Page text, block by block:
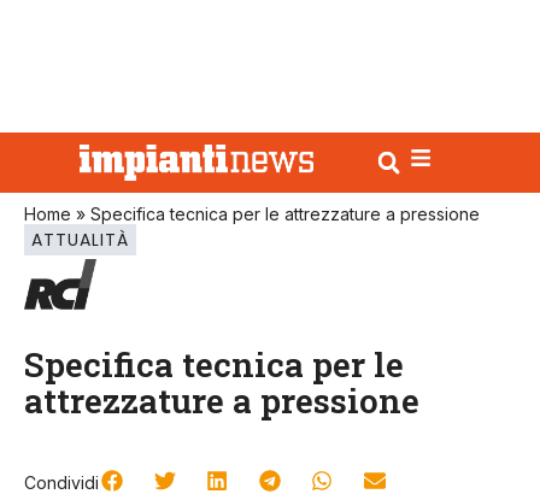
Home » Specifica tecnica per le attrezzature a pressione
ATTUALITÀ
Specifica tecnica per le
attrezzature a pressione
Condividi